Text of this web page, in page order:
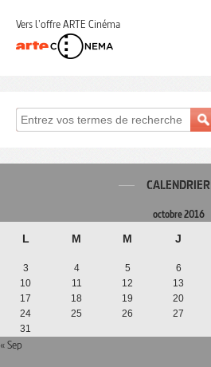
Vers l'offre ARTE Cinéma
CALENDRIER
octobre 2016
L M M J
3
4 5 6
10
11 12 13
17
18 19 20
24
25 26 27
31
« Sep